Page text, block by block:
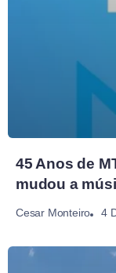
45 Anos de
mudou a
Cesar Monteiro 4